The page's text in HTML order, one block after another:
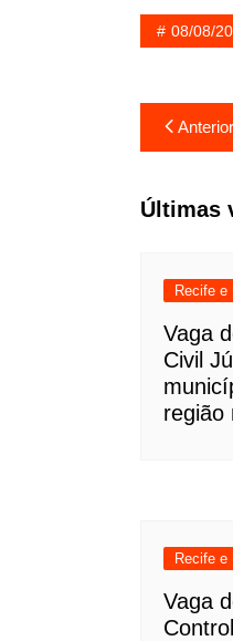
08/08/
de
Post
Anterior
Últimas
Recife e
Vaga
Civil
região
Recife e
Vaga